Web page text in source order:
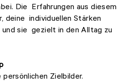
Die Erfahrungen aus diesem
deine individuellen Stärken
und sie gezielt in den Alltag zu
Zielbilder.